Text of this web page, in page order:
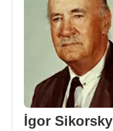
İgor Sikorsky